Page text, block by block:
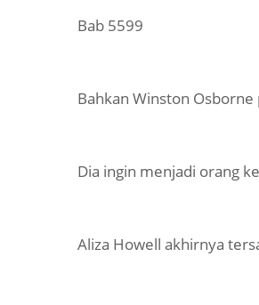
Bab 5599
Bahkan Winston
Dia ingin menjadi orang
Aliza Howell akhirnya